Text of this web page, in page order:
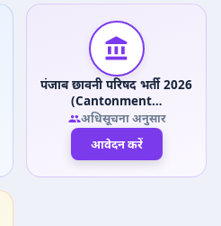
पंजाब छावनी परिषद भर्ती 2026
(Cantonment…
अधिसूचना अनुसार
आवेदन करें